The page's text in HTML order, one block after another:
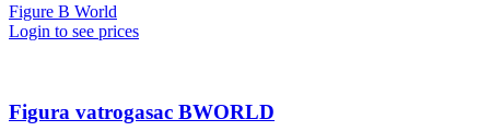
Figure B World
Login to see prices
Figura vatrogasac BWORLD